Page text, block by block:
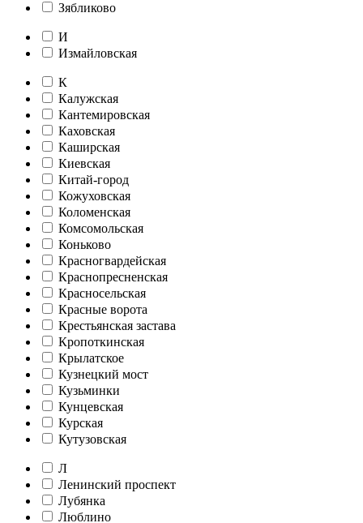
Зябликово
И
Измайловская
К
Калужская
Кантемировская
Каховская
Каширская
Киевская
Китай-город
Кожуховская
Коломенская
Комсомольская
Коньково
Красногвардейская
Краснопресненская
Красносельская
Красные ворота
Крестьянская застава
Кропоткинская
Крылатское
Кузнецкий мост
Кузьминки
Кунцевская
Курская
Кутузовская
Л
Ленинский проспект
Лубянка
Люблино